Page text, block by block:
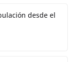
desde el